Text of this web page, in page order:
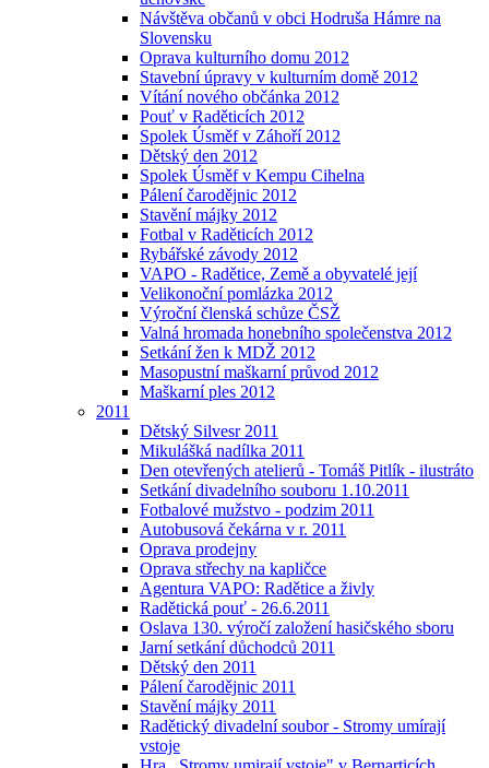
Návštěva občanů v obci Hodruša Hámre na
Slovensku
Oprava kulturního domu 2012
Stavební úpravy v kulturním domě 2012
Vítání nového občánka 2012
Pouť v Raděticích 2012
Spolek Úsměf v Záhoří 2012
Dětský den 2012
Spolek Úsměf v Kempu Cihelna
Pálení čarodějnic 2012
Stavění májky 2012
Fotbal v Raděticích 2012
Rybářské závody 2012
VAPO - Radětice, Země a obyvatelé její
Velikonoční pomlázka 2012
Výroční členská schůze ČSŽ
Valná hromada honebního společenstva 2012
Setkání žen k MDŽ 2012
Masopustní maškarní průvod 2012
Maškarní ples 2012
2011
Dětský Silvesr 2011
Mikulášká nadílka 2011
Den otevřených atelierů - Tomáš Pitlík - ilustráto
Setkání divadelního souboru 1.10.2011
Fotbalové mužstvo - podzim 2011
Autobusová čekárna v r. 2011
Oprava prodejny
Oprava střechy na kapličce
Agentura VAPO: Radětice a živly
Radětická pouť - 26.6.2011
Oslava 130. výročí založení hasičského sboru
Jarní setkání důchodců 2011
Dětský den 2011
Pálení čarodějnic 2011
Stavění májky 2011
Radětický divadelní soubor - Stromy umírají
vstoje